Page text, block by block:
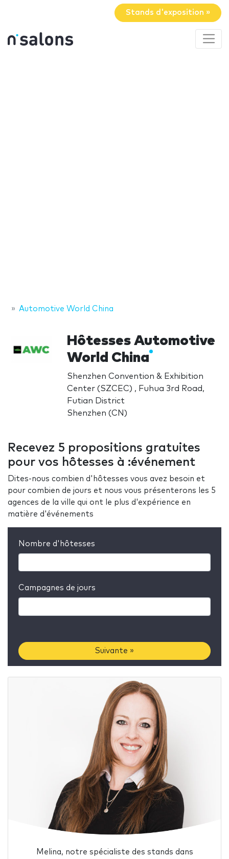
Stands d'exposition »
Automotive World China
Hôtesses Automotive
World China
Shenzhen Convention & Exhibition
Center (SZCEC) , Fuhua 3rd Road,
Futian District
Shenzhen (CN)
Recevez 5 propositions gratuites
pour vos hôtesses à :événement
Dites-nous combien d'hôtesses vous avez besoin et
pour combien de jours et nous vous présenterons les 5
agences de la ville qui ont le plus d'expérience en
matière d'événements
Nombre d'hôtesses
Campagnes de jours
Suivante »
Melina, notre spécialiste des stands dans